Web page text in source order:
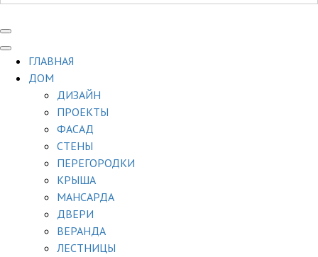
ГЛАВНАЯ
ДОМ
ДИЗАЙН
ПРОЕКТЫ
ФАСАД
СТЕНЫ
ПЕРЕГОРОДКИ
КРЫША
МАНСАРДА
ДВЕРИ
ВЕРАНДА
ЛЕСТНИЦЫ